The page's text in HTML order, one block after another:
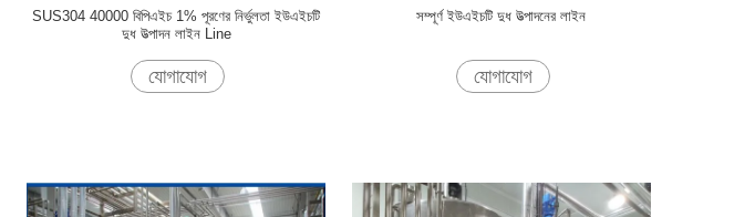
SUS304 40000 বিপিএইচ 1% পূরণের নির্ভুলতা ইউএইচটি
দুধ উত্পাদন লাইন Line
যোগাযোগ
সম্পূর্ণ ইউএইচটি দুধ উত্পাদনের লাইন
যোগাযোগ